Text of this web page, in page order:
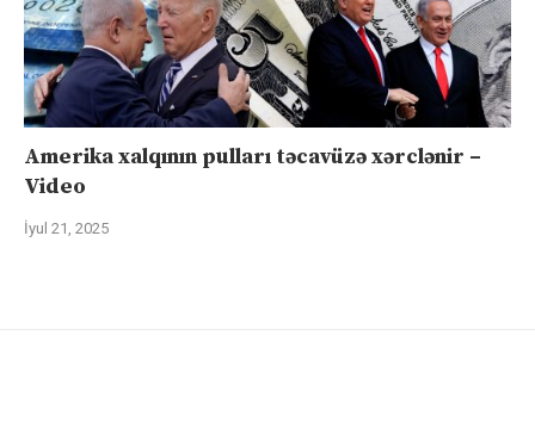
Amerika xalqının pulları təcavüzə xərclənir –
Video
İyul 21, 2025